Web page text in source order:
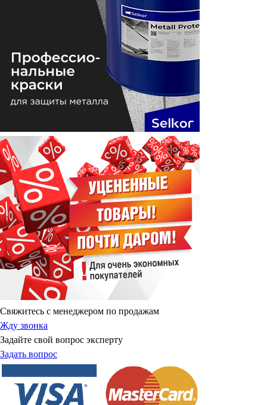
Свяжитесь с менеджером по продажам
Жду звонка
Задайте свой вопрос эксперту
Задать вопрос